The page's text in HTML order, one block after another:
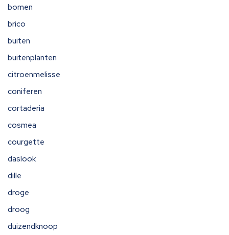
bomen
brico
buiten
buitenplanten
citroenmelisse
coniferen
cortaderia
cosmea
courgette
daslook
dille
droge
droog
duizendknoop